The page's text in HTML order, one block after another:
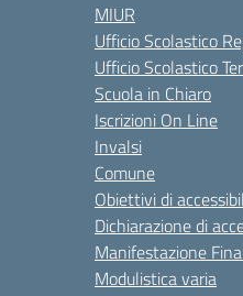
MIUR
Ufficio Scolastico
Ufficio Scolastico
Scuola in Chiaro
Iscrizioni On Line
Invalsi
Comune
Obiettivi di
Dichiarazione di
Manifestazione
Modulistica varia